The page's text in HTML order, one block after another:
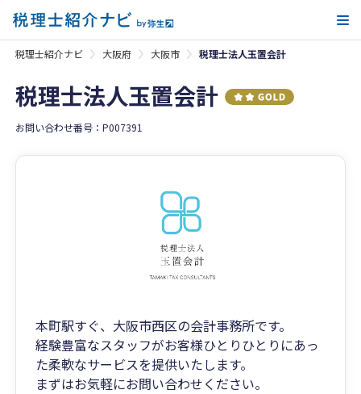
税理士紹介ナビ 大阪府 大阪市 税理士法人玉置会計
税理士法人玉置会計
お問い合わせ番号：P007391
本町駅すぐ、大阪市西区の会計事務所です。
経験豊富なスタッフがお客様ひとりひとりにあっ
た柔軟なサービスを提供いたします。
まずはお気軽にお問い合わせください。